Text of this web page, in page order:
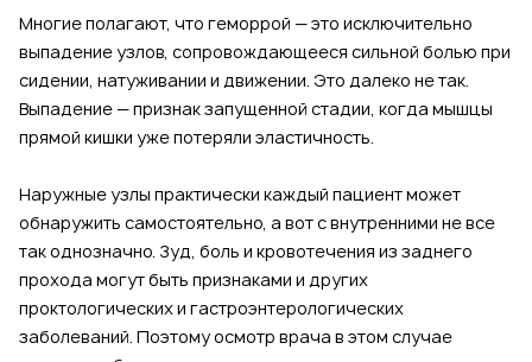
Многие полагают, что геморрой — это исключительно
выпадение узлов, сопровождающееся сильной болью при
сидении, натуживании и движении. Это далеко не так.
Выпадение — признак запущенной стадии, когда мышцы
прямой кишки уже потеряли эластичность.
Наружные узлы практически каждый пациент может
обнаружить самостоятельно, а вот с внутренними не все
так однозначно. Зуд, боль и кровотечения из заднего
прохода могут быть признаками и других
проктологических и гастроэнтерологических
заболеваний. Поэтому осмотр врача в этом случае